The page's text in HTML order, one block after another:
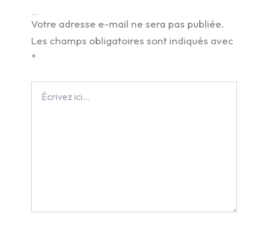
Votre adresse e-mail ne sera pas publiée.
Les champs obligatoires sont indiqués avec
*
ici…